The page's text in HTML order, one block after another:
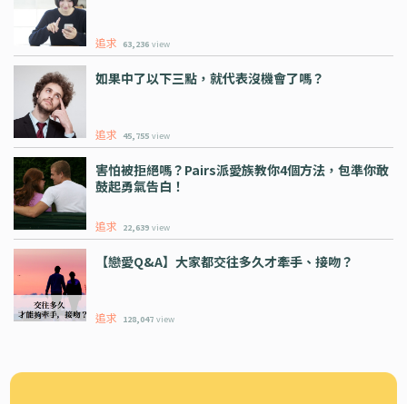
追求 63,236 view
如果中了以下三點，就代表沒機會了嗎？
追求 45,755 view
害怕被拒絕嗎？Pairs派愛族教你4個方法，包準你敢
鼓起勇氣告白！
追求 22,639 view
【戀愛Q&A】大家都交往多久才牽手、接吻？
追求 128,047 view